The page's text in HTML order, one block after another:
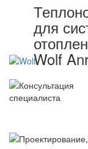
для
Wolf